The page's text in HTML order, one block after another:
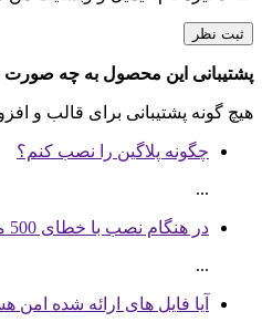
سرور مجازی سنگاپور
مناسب راه اندازی انواع سرویس های آنلاین
جهت خریدسرور مجازی مناسب به
ارسال تیکت چت آنلاین
پشتیبانی این محصول به چه صورت
هیچ گونه پشتیبانی برای قالب و
چگونه پلاگین را نصب کنم؟
...
در هنگام نصب با خطای 500 مواجه شدم
...
آیا فایل های ارائه شده امن